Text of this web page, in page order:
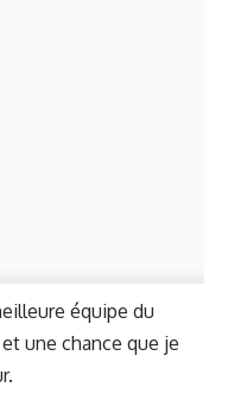
équipe du
une chance que je